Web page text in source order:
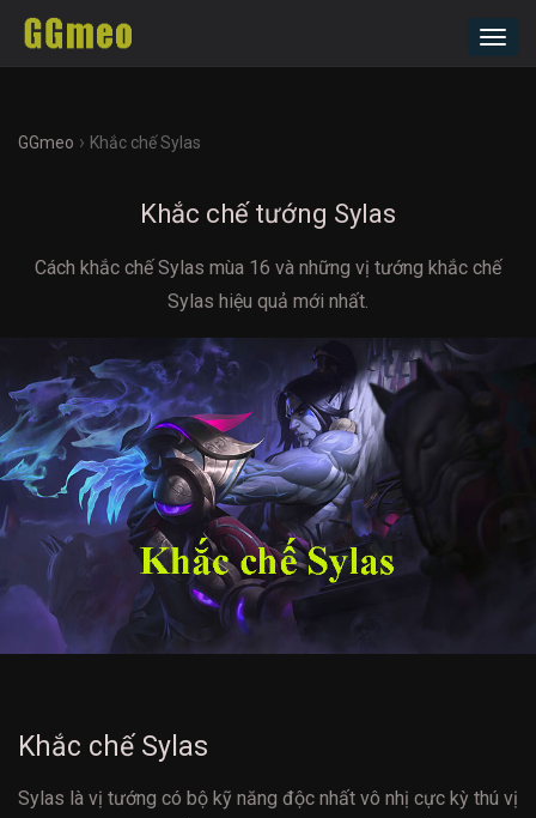
GGmeo › Khắc chế Sylas
Khắc chế tướng Sylas
Cách khắc chế Sylas mùa 16 và những vị tướng khắc chế
Sylas hiệu quả mới nhất.
Khắc chế Sylas
Sylas là vị tướng có bộ kỹ năng độc nhất vô nhị cực kỳ thú vị